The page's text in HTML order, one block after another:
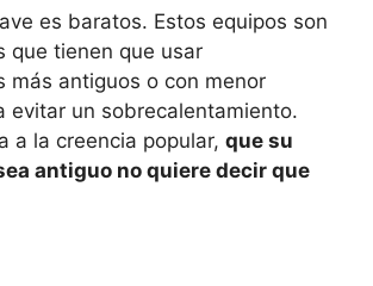
es baratos. Estos equipos son
que tienen que usar
más antiguos o con menor
evitar un sobrecalentamiento.
a la creencia popular, que su
antiguo no quiere decir que